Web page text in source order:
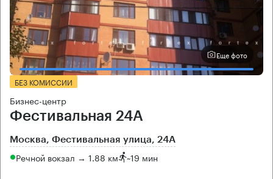
Еще фото
БЕЗ КОМИССИИ
Бизнес-центр
Фестивальная 24А
Москва, Фестивальная улица, 24А
Речной вокзал → 1.88 км ~19 мин